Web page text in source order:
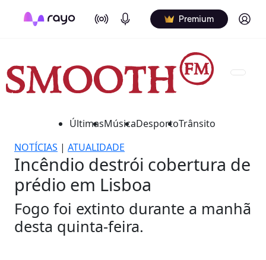
On Air Podcasts Premium Log in
ÚltimasMúsicaDesportoTrânsito
NOTÍCIAS | ATUALIDADE
Incêndio destrói cobertura de
prédio em Lisboa
Fogo foi extinto durante a manhã
desta quinta-feira.